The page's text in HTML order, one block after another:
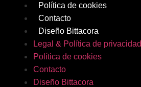
Política de cookies
Contacto
Diseño Bittacora
Legal & Política de privacidad
Política de cookies
Contacto
Diseño Bittacora